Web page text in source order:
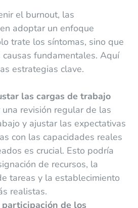
el burnout, las
adoptar un enfoque
trate los síntomas, sino que
fundamentales. Aquí
estrategias clave.
las cargas de trabajo
revisión regular de las
y ajustar las expectativas
con las capacidades reales
es crucial. Esto podría
de recursos, la
tareas y la establecimiento
realistas.
de los